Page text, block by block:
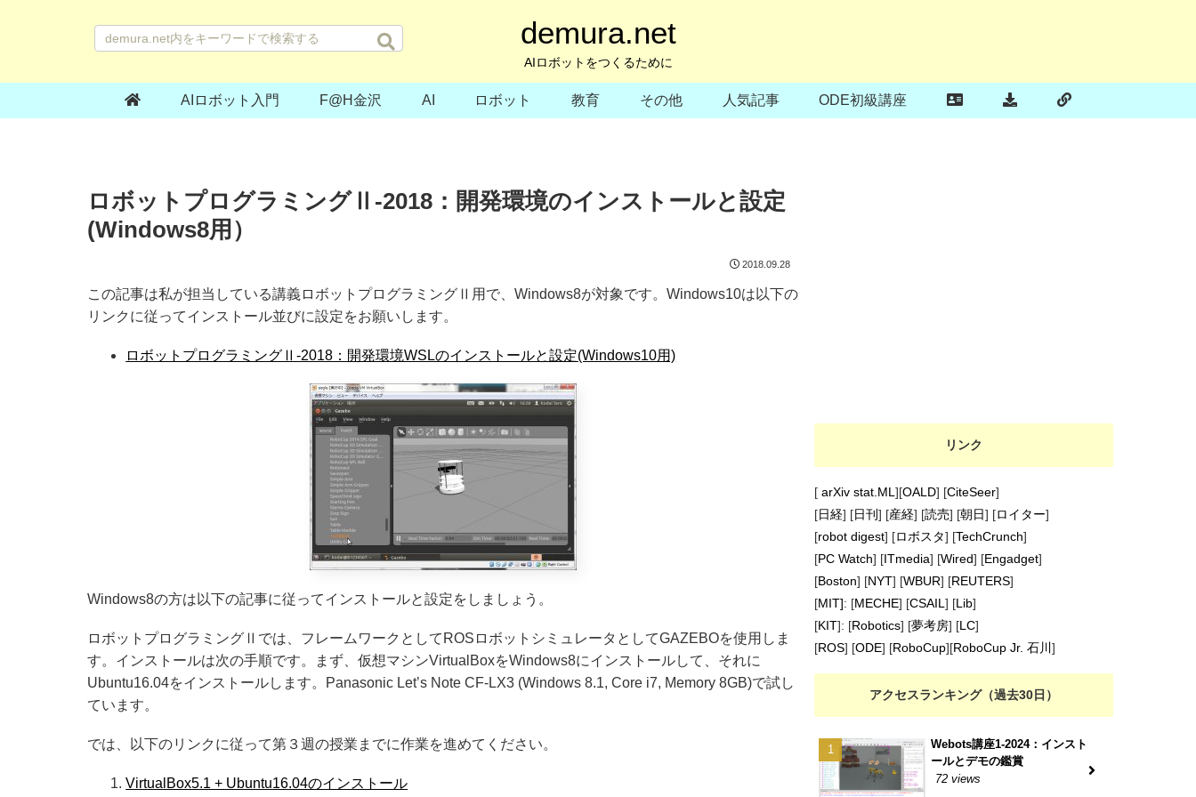
demura.net
AIロボットをつくるために
AIロボット入門 F@H金沢 AI ロボット 教育 その他 人気記事 ODE初級講座
ロボットプログラミングⅡ-2018：開発環境のインストールと設定
(Windows8用）
2018.09.28
この記事は私が担当している講義ロボットプログラミングⅡ用で、Windows8が対象です。Windows10は以下の
リンクに従ってインストール並びに設定をお願いします。
ロボットプログラミングⅡ-2018：開発環境WSLのインストールと設定(Windows10用)
Windows8の方は以下の記事に従ってインストールと設定をしましょう。
ロボットプログラミングⅡでは、フレームワークとしてROSロボットシミュレータとしてGAZEBOを使用しま
す。インストールは次の手順です。まず、仮想マシンVirtualBoxをWindows8にインストールして、それに
Ubuntu16.04をインストールします。Panasonic Let’s Note CF-LX3 (Windows 8.1, Core i7, Memory 8GB)で試し
ています。
では、以下のリンクに従って第３週の授業までに作業を進めてください。
VirtualBox5.1 + Ubuntu16.04のインストール
リンク
[ arXiv stat.ML ][OALD] [CiteSeer]
[日経] [日刊 ] [産経] [読売] [朝日] [ロイター]
[robot digest] [ロボスタ] [TechCrunch]
[PC Watch] [ITmedia] [Wired] [Engadget]
[Boston] [NYT] [WBUR] [REUTERS]
[MIT]: [MECHE] [CSAIL ] [Lib]
[KIT]: [Robotics] [夢考房] [LC]
[ROS] [ODE] [RoboCup][RoboCup Jr. 石川 ]
アクセスランキング（過去30日）
Webots講座1-2024：インスト
ールとデモの鑑賞
72 views